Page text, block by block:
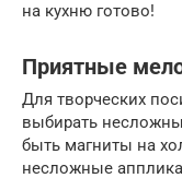
на кухню готово!
Приятные
Для творческих
выбирать
быть магниты на
несложные